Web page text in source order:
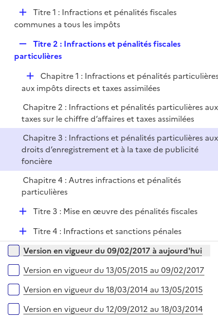
r
l
i
e
r
p
l
r
D
é
i
e
r
Titre 1 : Infractions et pénalités fiscales
communes a tous les impôts
e
l
i
e
r
Titre 2 : Infractions et pénalités fiscales
particulières
D
é
l
i
e
r
Chapitre 1 : Infractions et pénalités
aux impôts directs et taxes assimilées
Chapitre 2 : Infractions et pénalités particulières aux
taxes sur le chiffre d’affaires et taxes assimilées
Chapitre 3 : Infractions et pénalités particulières aux
droits d’enregistrement et à la taxe de publicité
foncière
Chapitre 4 : Autres infractions et pénalités
particulières
D
l
i
e
Titre 3 : Mise en œuvre des pénalités fiscales
D
é
p
l
i
e
Titre 4 : Infractions et sanctions pénales
Versions sur la période
Version en vigueur du 09/02/2017 à aujourd'hui
Version en vigueur du 13/05/2015 au 09/02/2017
Version en vigueur du 18/03/2014 au 13/05/2015
Version en vigueur du 12/09/2012 au 18/03/2014